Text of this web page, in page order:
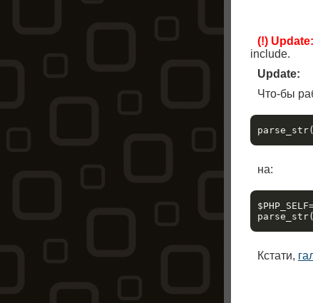
(!) Update:
include.
Update:
Что-бы
на:
Кстати,